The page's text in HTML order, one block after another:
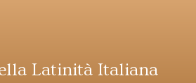
Latinità Italiana